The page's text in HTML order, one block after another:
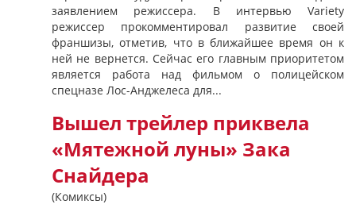
заявлением режиссера. В интервью Variety
режиссер прокомментировал развитие своей
франшизы, отметив, что в ближайшее время он к
ней не вернется. Сейчас его главным приоритетом
является работа над фильмом о полицейском
спецназе Лос-Анджелеса для...
Вышел трейлер приквела
«Мятежной луны» Зака
Снайдера
(Комиксы)